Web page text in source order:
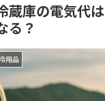
蔵庫の電気代
る？
用品